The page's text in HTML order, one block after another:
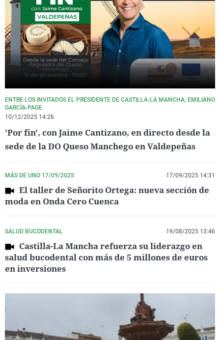
ENTRE LOS INVITADOS EL PRESIDENTE DE CASTILLA-LA MANCHA, EMILIANO
GARCÍA-PAGE
10/12/2025 14:26
'Por fin', con Jaime Cantizano, en directo desde la
sede de la DO Queso Manchego en Valdepeñas
MÁS DE UNO 17/09/2025 17/09/2025 14:31
El taller de Señorito Ortega: nueva sección de
moda en Onda Cero Cuenca
SALUD BUCODENTAL 19/08/2025 13:46
Castilla-La Mancha refuerza su liderazgo en
salud bucodental con más de 5 millones de euros
en inversiones